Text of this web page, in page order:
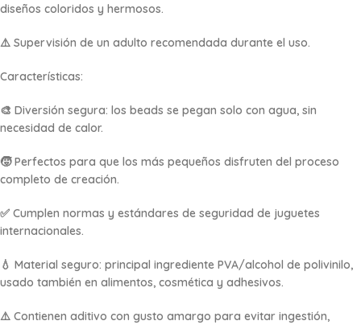
diseños coloridos y hermosos.
⚠️ Supervisión de un adulto recomendada durante el uso.
Características:
🎨 Diversión segura: los beads se pegan solo con agua, sin
necesidad de calor.
🧒 Perfectos para que los más pequeños disfruten del proceso
completo de creación.
✅ Cumplen normas y estándares de seguridad de juguetes
internacionales.
💧 Material seguro: principal ingrediente PVA/alcohol de polivinilo,
usado también en alimentos, cosmética y adhesivos.
⚠️ Contienen aditivo con gusto amargo para evitar ingestión,